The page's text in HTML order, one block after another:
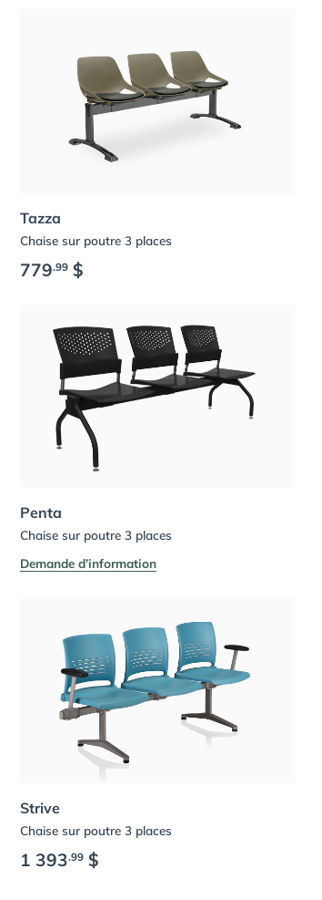
Tazza
Chaise sur poutre 3 places
779.99 $
Penta
Chaise sur poutre 3 places
Demande d’information
Strive
Chaise sur poutre 3 places
1 393.99 $